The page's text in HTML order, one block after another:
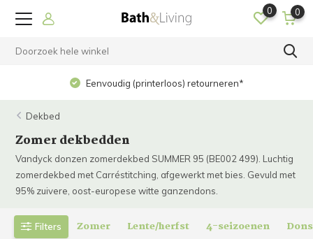
0 0
Eenvoudig (printerloos) retourneren*
Dekbed
Zomer dekbedden
Vandyck donzen zomerdekbed SUMMER 95 (BE002 499). Luchtig
zomerdekbed met Carréstitching, afgewerkt met bies. Gevuld met
95% zuivere, oost-europese witte ganzendons.
Filters Zomer Lente/herfst 4-seizoenen Dons